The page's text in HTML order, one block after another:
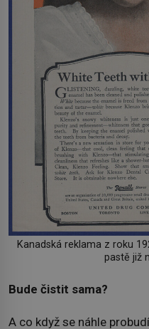
Kanadská reklama z roku
pastě již
Bude čistit sama?
A co když se náhle